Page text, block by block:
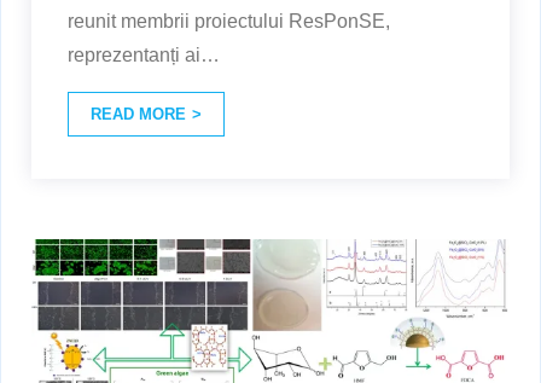
reunit membrii proiectului ResPonSE,
reprezentanți ai…
READ MORE